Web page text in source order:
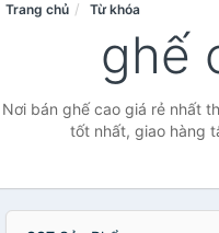
Trang chủ Từ khóa
ghế
Nơi bán ghế cao giá rẻ nhất
tốt nhất, giao hàng